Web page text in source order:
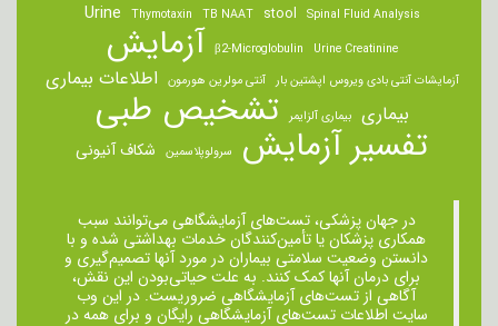
Spinal Fluid Analysis
stool
TB NAAT
Thymotaxin
Urine
Urine Creatinine
β2-Microglobulin آزمایش
آزمایشات آنتی بادی ویروس اپشتین بار آنتی مولرین هورمون اطلاعات بیماری
بیماری بیماری آلزایمر تشخیص طبی
تفسیر آزمایش سرولوپلاسمین شکاف آنیونی
در جهان پزشکی، تست‌های آزمایشگاهی می‌توانند سبب
همکاری پزشکان یا تأمین‌کنندگان خدمات بهداشتی شده و با
دانستن وضعیت سلامتی بیماران در مورد آنها تصمیم‌گیری و
برای درمان ‌آنها کمک کنند. به علت حیاتی‌بودن این نقش،
آگاهی از تست‌های آزمایشگاهی ضروریست. در این وب
سایت اطلاعات تست‌های آزمایشگاهی رایگان و برای همه در